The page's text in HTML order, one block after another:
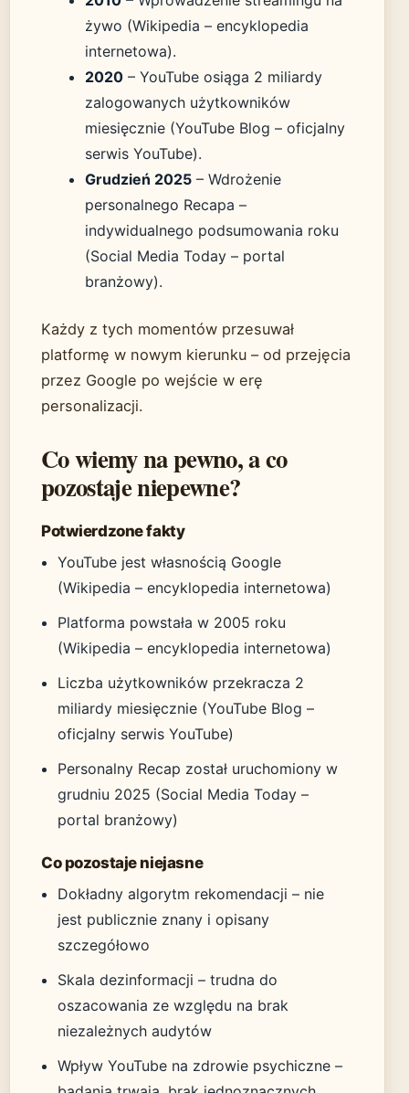
żywo (Wikipedia – encyklopedia
internetowa).
2020 – YouTube osiąga 2 miliardy
zalogowanych użytkowników
miesięcznie (YouTube Blog – oficjalny
serwis YouTube).
Grudzień 2025 – Wdrożenie
personalnego Recapa –
indywidualnego podsumowania roku
(Social Media Today – portal
branżowy).
Każdy z tych momentów przesuwał
platformę w nowym kierunku – od przejęcia
przez Google po wejście w erę
personalizacji.
Co wiemy na pewno, a co
pozostaje niepewne?
Potwierdzone fakty
YouTube jest własnością Google
(Wikipedia – encyklopedia internetowa)
Platforma powstała w 2005 roku
(Wikipedia – encyklopedia internetowa)
Liczba użytkowników przekracza 2
miliardy miesięcznie (YouTube Blog –
oficjalny serwis YouTube)
Personalny Recap został uruchomiony w
grudniu 2025 (Social Media Today –
portal branżowy)
Co pozostaje niejasne
Dokładny algorytm rekomendacji – nie
jest publicznie znany i opisany
szczegółowo
Skala dezinformacji – trudna do
oszacowania ze względu na brak
niezależnych audytów
Wpływ YouTube na zdrowie psychiczne –